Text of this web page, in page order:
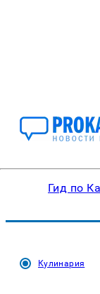
Гид по
Кулинария